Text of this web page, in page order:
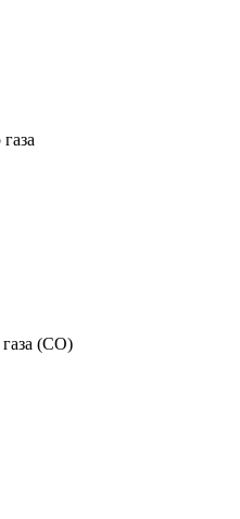
газа (СО)